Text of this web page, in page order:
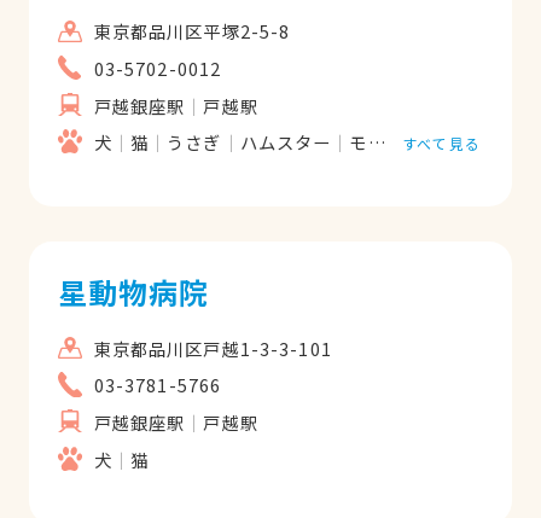
東京都品川区平塚2-5-8
03-5702-0012
戸越銀座駅
戸越駅
犬
猫 うさぎ ハムスター モルモット フェレッ
すべて見る
星動物病院
東京都品川区戸越1-3-3-101
03-3781-5766
戸越銀座駅
戸越駅
犬
猫